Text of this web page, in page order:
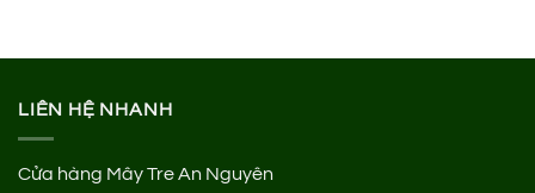
LIÊN HỆ NHANH
Cửa hàng Mây Tre An Nguyên